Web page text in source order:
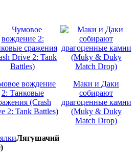
вождение
2: Танковые
(Crash
2: Tank Battles)
Маки и Даки
собирают
драгоценные камни
(Muky & Duky
Match Drop)
Лягушачий